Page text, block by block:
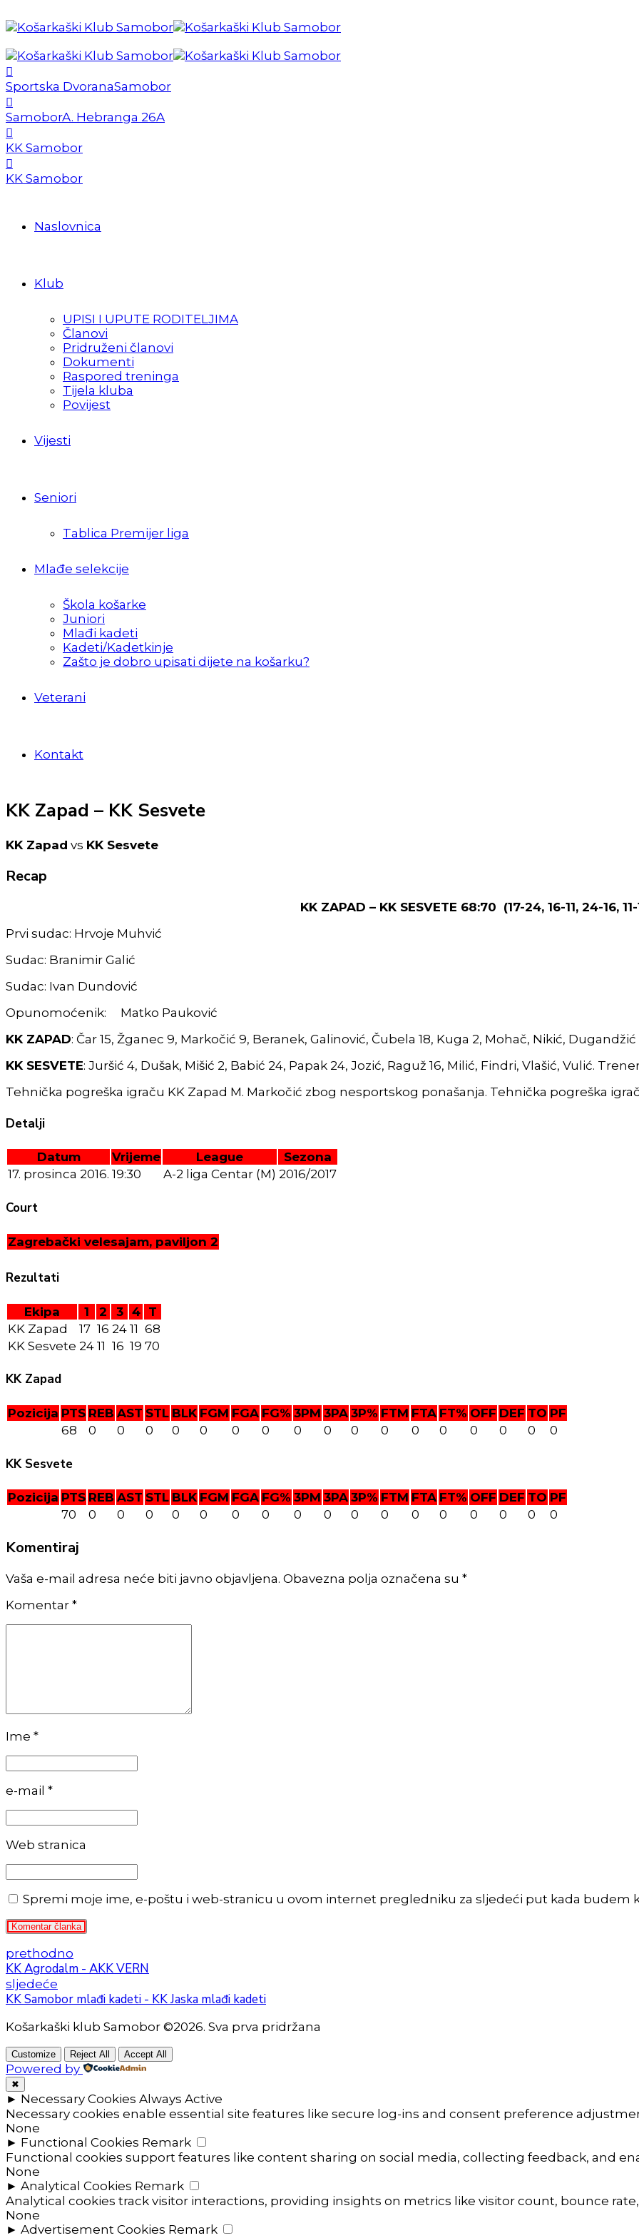
Sportska DvoranaSamobor
SamoborA. Hebranga 26A
KK Samobor
KK Samobor
Naslovnica
Klub
UPISI I UPUTE RODITELJIMA
Članovi
Pridruženi članovi
Dokumenti
Raspored treninga
Tijela kluba
Povijest
Vijesti
Seniori
Tablica Premijer liga
Mlađe selekcije
Škola košarke
Juniori
Mlađi kadeti
Kadeti/Kadetkinje
Zašto je dobro upisati dijete na košarku?
Veterani
Kontakt
KK Zapad – KK Sesvete
KK Zapad vs KK Sesvete
Recap
KK ZAPAD – KK SESVETE 68:70 (17-24, 16-11, 24-16,
Prvi sudac: Hrvoje Muhvić
Sudac: Branimir Galić
Sudac: Ivan Dundović
Opunomoćenik: Matko Pauković
KK ZAPAD: Čar 15, Žganec 9, Markočić 9, Beranek, Galinović, Čubela 18, Kuga 2, Mohač, Nikić,
KK SESVETE: Juršić 4, Dušak, Mišić 2, Babić 24, Papak 24, Jozić, Raguž 16, Milić, Findri, Vlašić, Vulić.
Tehnička pogreška igraču KK Zapad M. Markočić zbog nesportskog ponašanja. Tehnička pogreška
Detalji
Datum Vrijeme League
Sezona
17. prosinca 2016. 19:30 A-2 liga Centar (M) 2016/2017
Court
Zagrebački velesajam, paviljon 2
Rezultati
Ekipa 1 2 3 4
T
KK Zapad
17 16 24 11 68
KK Sesvete 24 11 16 19 70
KK Zapad
Pozicija PTS REB AST STL BLK FGM FGA FG% 3PM 3PA 3P% FTM FTA FT% OFF DEF TO PF
68
0 0 0 0 0 0 0 0 0 0 0 0 0 0 0 0 0
KK Sesvete
Pozicija PTS REB AST STL BLK FGM FGA FG% 3PM 3PA 3P% FTM FTA FT% OFF DEF TO PF
70
0 0 0 0 0 0 0 0 0 0 0 0 0 0 0 0 0
Komentiraj
Vaša e-mail adresa neće biti javno objavljena. Obavezna polja označena su *
Komentar *
Ime *
e-mail *
Web stranica
Spremi moje ime, e-poštu i web-stranicu u ovom internet pregledniku za sljedeći put kada budem
Komentar članka
prethodno
KK Agrodalm - AKK VERN
sljedeće
KK Samobor mlađi kadeti - KK Jaska mlađi kadeti
Košarkaški klub Samobor ©2026. Sva prva pridržana
Customize Reject All Accept All
Powered by
✖
► Necessary Cookies Always Active
Necessary cookies enable essential site features like secure log-ins and consent preference
None
► Functional Cookies Remark
Functional cookies support features like content sharing on social media, collecting feedback, and
None
► Analytical Cookies Remark
Analytical cookies track visitor interactions, providing insights on metrics like visitor count, bounce
None
► Advertisement Cookies Remark